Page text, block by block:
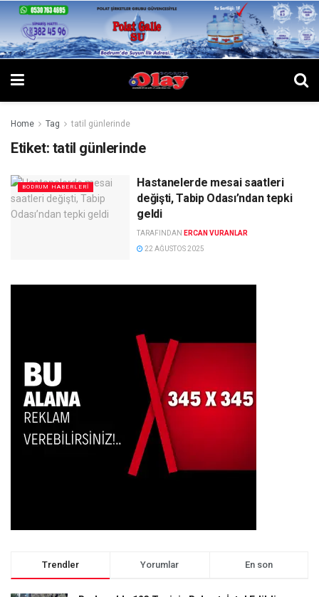
Home Tag tatil günlerinde
Etiket: tatil günlerinde
BODRUM HABERLERI
Hastanelerde mesai saatleri
değişti, Tabip Odası’ndan tepki
geldi
TARAFINDAN ERCAN VURANLAR
22 AĞUSTOS 2025
Trendler Yorumlar En son